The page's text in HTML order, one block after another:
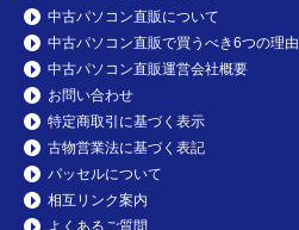
中古パソコン直販について
中古パソコン直販で買うべき6つの理由
中古パソコン直販運営会社概要
お問い合わせ
特定商取引に基づく表示
古物営業法に基づく表記
パッセルについて
相互リンク案内
よくあるご質問